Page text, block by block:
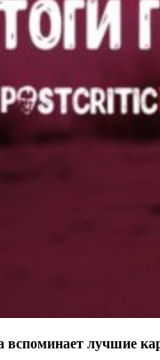
вспоминает лучшие